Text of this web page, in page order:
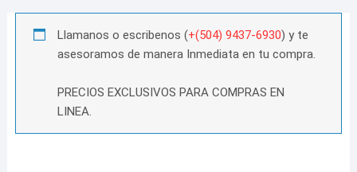
Llamanos o escribenos (+(504) 9437-6930) y te
asesoramos de manera Inmediata en tu compra.
PRECIOS EXCLUSIVOS PARA COMPRAS EN
LINEA.